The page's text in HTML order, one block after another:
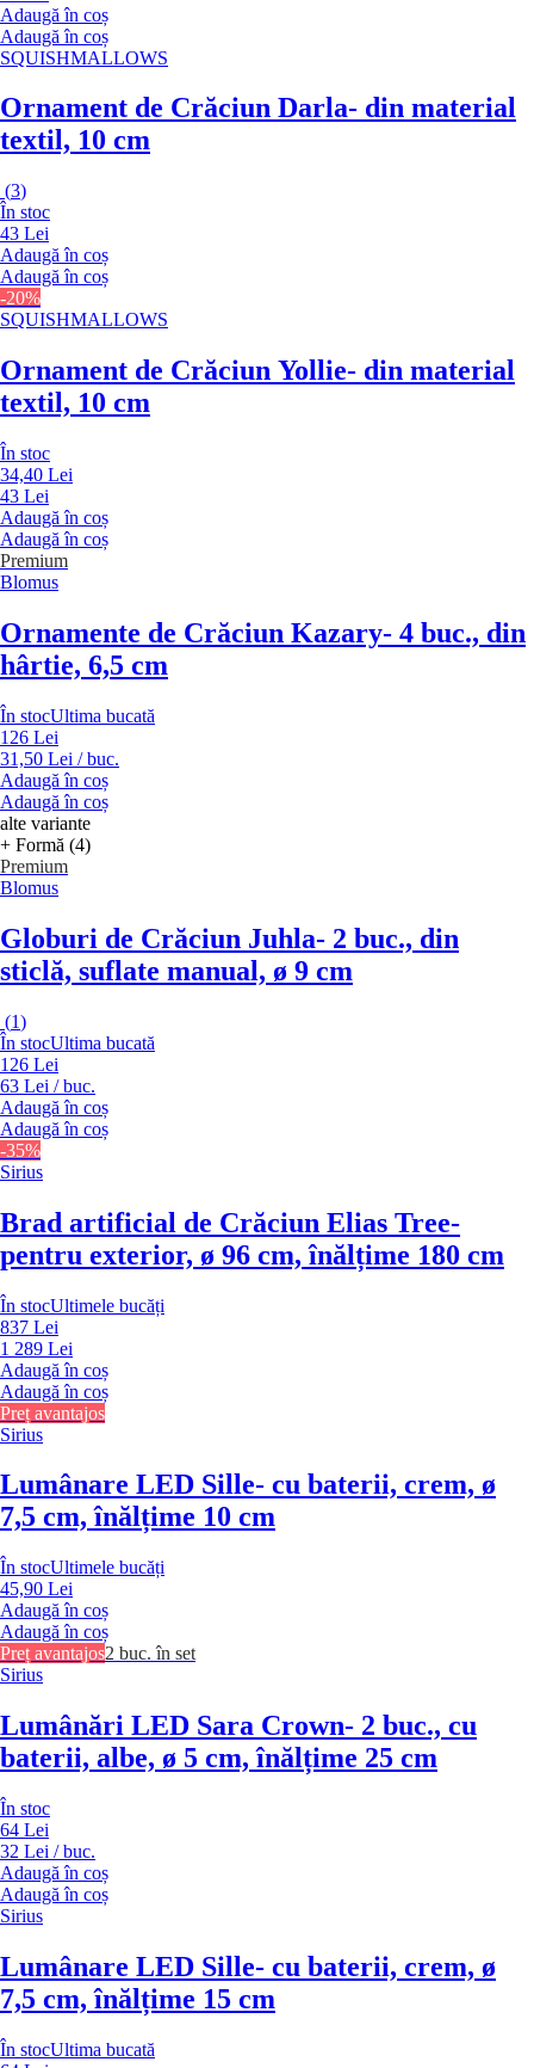
Adaugă în coș
Adaugă în coș
SQUISHMALLOWS
Ornament de Crăciun Darla- din material
textil, 10 cm
(3)
În stoc
43 Lei
Adaugă în coș
Adaugă în coș
-20%
SQUISHMALLOWS
Ornament de Crăciun Yollie- din material
textil, 10 cm
În stoc
34,40 Lei
43 Lei
Adaugă în coș
Adaugă în coș
Premium
Blomus
Ornamente de Crăciun Kazary- 4 buc., din
hârtie, 6,5 cm
În stocUltima bucată
126 Lei
31,50 Lei / buc.
Adaugă în coș
Adaugă în coș
alte variante
+ Formă (4)
Premium
Blomus
Globuri de Crăciun Juhla- 2 buc., din
sticlă, suflate manual, ø 9 cm
(1)
În stocUltima bucată
126 Lei
63 Lei / buc.
Adaugă în coș
Adaugă în coș
-35%
Sirius
Brad artificial de Crăciun Elias Tree-
pentru exterior, ø 96 cm, înălțime 180 cm
În stocUltimele bucăți
837 Lei
1 289 Lei
Adaugă în coș
Adaugă în coș
Preț avantajos
Sirius
Lumânare LED Sille- cu baterii, crem, ø
7,5 cm, înălțime 10 cm
În stocUltimele bucăți
45,90 Lei
Adaugă în coș
Adaugă în coș
Preț avantajos2 buc. în set
Sirius
Lumânări LED Sara Crown- 2 buc., cu
baterii, albe, ø 5 cm, înălțime 25 cm
În stoc
64 Lei
32 Lei / buc.
Adaugă în coș
Adaugă în coș
Sirius
Lumânare LED Sille- cu baterii, crem, ø
7,5 cm, înălțime 15 cm
În stocUltima bucată